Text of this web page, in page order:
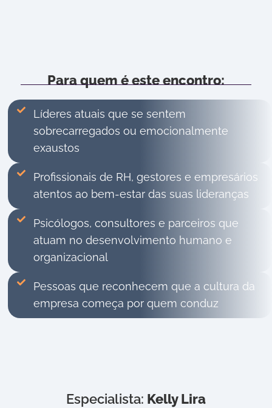
Para quem é este encontro:
Líderes atuais que se sentem
sobrecarregados ou emocionalmente
exaustos
Profissionais de RH, gestores e empresários
atentos ao bem-estar das suas lideranças
Psicólogos, consultores e parceiros que
atuam no desenvolvimento humano e
organizacional
Pessoas que reconhecem que a cultura da
empresa começa por quem conduz
Especialista: Kelly Lira